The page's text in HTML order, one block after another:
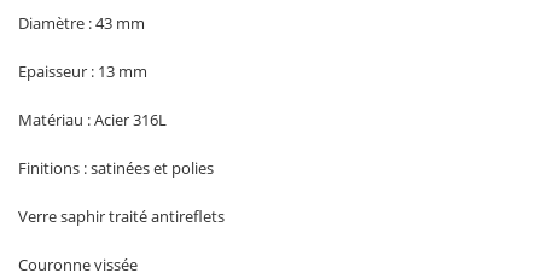
Diamètre : 43 mm
Epaisseur : 13 mm
Matériau : Acier 316L
Finitions : satinées et polies
Verre saphir traité antireflets
Couronne vissée